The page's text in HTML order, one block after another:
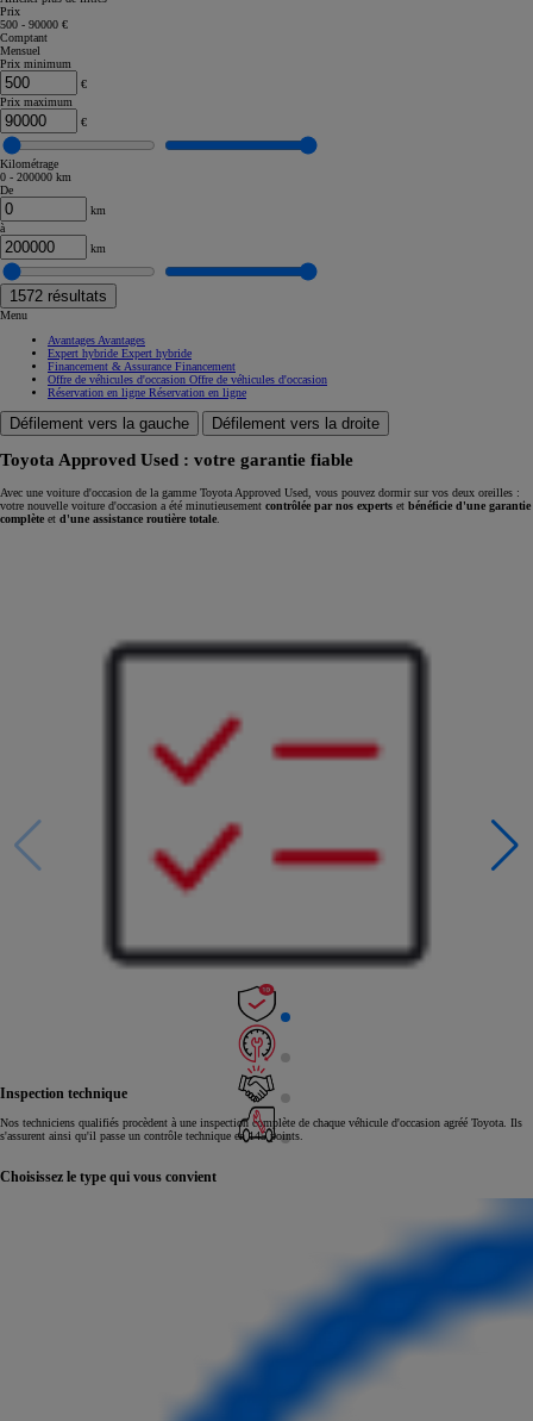
Prix
500 - 90000 €
Comptant
Mensuel
Prix minimum
€
Prix maximum
€
Kilométrage
0 - 200000 km
De
km
à
km
1572 résultats
Menu
Avantages Avantages
Expert hybride Expert hybride
Financement & Assurance Financement
Offre de véhicules d'occasion Offre de véhicules d'occasion
Réservation en ligne Réservation en ligne
Défilement vers la gauche Défilement vers la droite
Toyota Approved Used : votre garantie fiable
Avec une voiture d'occasion de la gamme Toyota Approved Used, vous pouvez dormir sur vos deux oreilles :
votre nouvelle voiture d'occasion a été minutieusement contrôlée par nos experts et bénéficie d'une garantie
complète et d'une assistance routière totale
Inspection technique
Nos techniciens qualifiés procèdent à une inspection complète de chaque véhicule d'occasion agréé Toyota. Ils
s'assurent ainsi qu'il passe un contrôle technique en 145 points.
Choisissez le type qui vous convient